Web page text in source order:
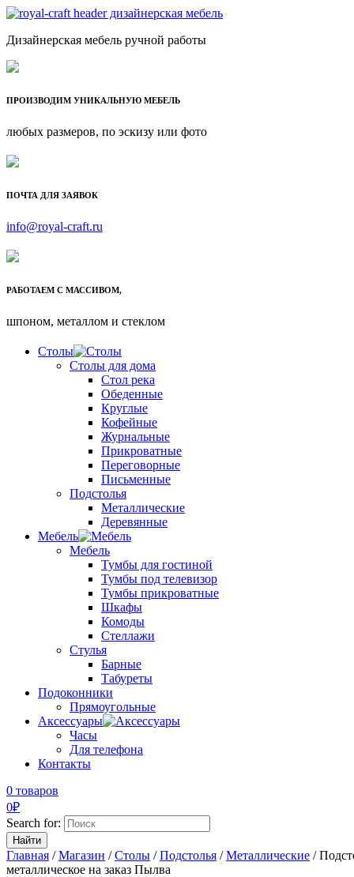
Дизайнерская мебель ручной работы
ПРОИЗВОДИМ УНИКАЛЬНУЮ МЕБЕЛЬ
любых размеров, по эскизу или фото
ПОЧТА ДЛЯ ЗАЯВОК
info@royal-craft.ru
РАБОТАЕМ С МАССИВОМ,
шпоном, металлом и стеклом
Столы
Столы для дома
Стол река
Обеденные
Круглые
Кофейные
Журнальные
Прикроватные
Переговорные
Письменные
Подстолья
Металлические
Деревянные
Мебель
Мебель
Тумбы для гостиной
Тумбы под телевизор
Тумбы прикроватные
Шкафы
Комоды
Стеллажи
Стулья
Барные
Табуреты
Подоконники
Прямоугольные
Аксессуары
Часы
Для телефона
Контакты
0 товаров
0₽
Search for:
Главная /Магазин /Столы /Подстолья /Металлические /
металлическое на заказ Пылва